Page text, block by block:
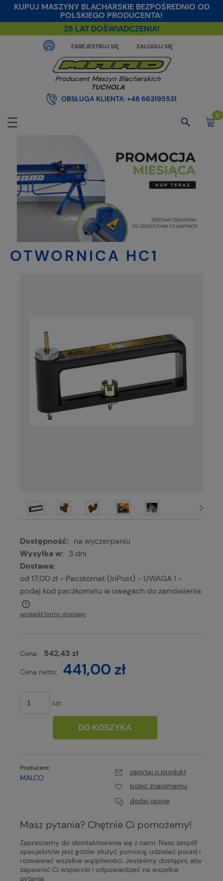
KUPUJ MASZYNY BLACHARSKIE BEZPOŚREDNIO OD
POLSKIEGO PRODUCENTA!
25 LAT DOŚWIADCZENIA!
ZAREJESTRUJ SIĘ ZALOGUJ SIĘ
OBSŁUGA KLIENTA:+48 663195531
OTWORNICA HC1
Dostępność: na wyczerpaniu
Wysyłka w: 3 dni
Dostawa:
od 17,00 zł - Paczkomat (InPost) - UWAGA ! -
podaj kod paczkomatu w uwagach do zamówienia
Cena nie zawiera ewentualnych kosztów płatności
sprawdź formy dostawy
Cena: 542,43 zł
Cena netto: 441,00 zł
szt.
DO KOSZYKA
Producent:
MALCO
zapytaj o produkt
poleć znajomemu
dodaj opinię
Masz pytania? Chętnie Ci pomożemy!
Zapraszamy do skontaktowania się z nami. Nasz zespół
specjalistów jest gotów służyć pomocą, udzielać porad i
rozwiewać wszelkie wątpliwości. Jesteśmy dostępni, aby
zapewnić Ci wsparcie i odpowiedzieć na wszelkie
pytania.